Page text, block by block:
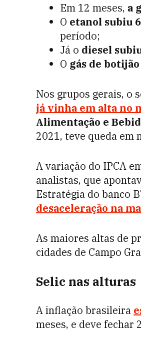
Em 12 meses, a
O etanol subiu
período;
Já o diesel
O gás de
Nos grupos gerais, o
já vinha em alta no
Alimentação e
2021, teve queda em
A variação do IPCA
analistas, que
Estratégia do banco
desaceleração na
As maiores altas de
cidades de Campo
Selic nas alturas
A inflação brasileira
meses, e deve fechar